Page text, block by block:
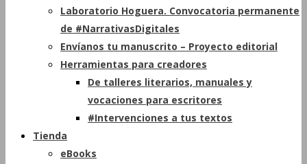
Laboratorio Hoguera. Convocatoria permanente
de #NarrativasDigitales
Envíanos tu manuscrito – Proyecto editorial
Herramientas para creadores
De talleres literarios, manuales y
vocaciones para escritores
#Intervenciones a tus textos
Tienda
eBooks